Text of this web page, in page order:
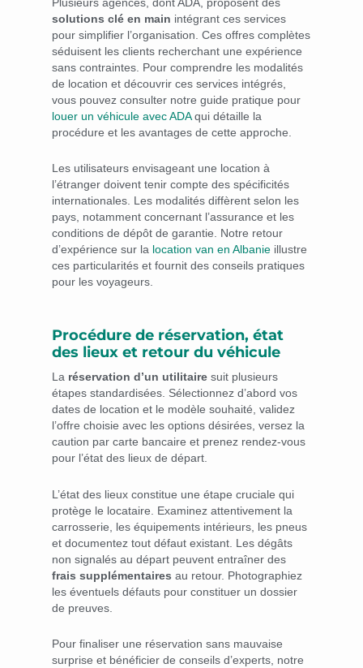
solutions clé en main intégrant ces services
pour simplifier l’organisation. Ces offres complètes
séduisent les clients recherchant une expérience
sans contraintes. Pour comprendre les modalités
de location et découvrir ces services intégrés,
vous pouvez consulter notre guide pratique pour
louer un véhicule avec ADAqui détaille la
procédure et les avantages de cette approche.
Les utilisateurs envisageant une location à
l’étranger doivent tenir compte des spécificités
internationales. Les modalités diffèrent selon les
pays, notamment concernant l’assurance et les
conditions de dépôt de garantie. Notre retour
d’expérience sur la location van en Albanie illustre
ces particularités et fournit des conseils pratiques
pour les voyageurs.
Procédure de réservation, état
des lieux et retour du véhicule
La réservation d’un utilitaire suit plusieurs
étapes standardisées. Sélectionnez d’abord vos
dates de location et le modèle souhaité, validez
l’offre choisie avec les options désirées, versez la
caution par carte bancaire et prenez rendez-vous
pour l’état des lieux de départ.
L’état des lieux constitue une étape cruciale qui
protège le locataire. Examinez attentivement la
carrosserie, les équipements intérieurs, les pneus
et documentez tout défaut existant. Les dégâts
non signalés au départ peuvent entraîner des
frais supplémentaires au retour. Photographiez
les éventuels défauts pour constituer un dossier
de preuves.
Pour finaliser une réservation sans mauvaise
surprise et bénéficier de conseils d’experts, notre